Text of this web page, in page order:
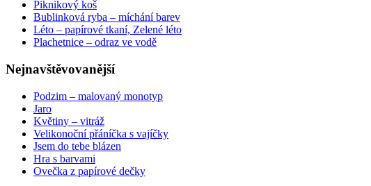
Piknikový koš
Bublinková ryba – míchání barev
Léto – papírové tkaní, Zelené léto
Plachetnice – odraz ve vodě
Nejnavštěvovanější
Podzim – malovaný monotyp
Jaro
Květiny – vitráž
Velikonoční přáníčka s vajíčky
Jsem do tebe blázen
Hra s barvami
Ovečka z papírové dečky